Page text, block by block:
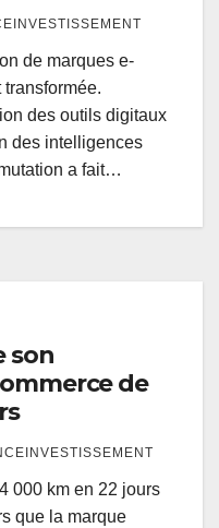
de marques e-
transformée.
des outils digitaux
des intelligences
a fait…
son
de
000 km en 22 jours
que la marque